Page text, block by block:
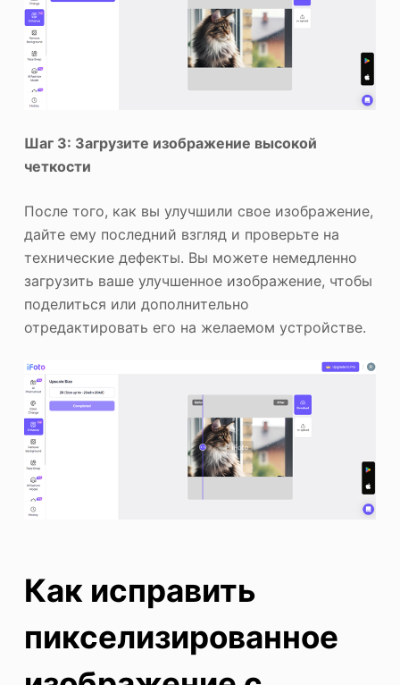
Шаг 3: Загрузите изображение высокой
четкости
После того, как вы улучшили свое изображение,
дайте ему последний взгляд и проверьте на
технические дефекты. Вы можете немедленно
загрузить ваше улучшенное изображение, чтобы
поделиться или дополнительно
отредактировать его на желаемом устройстве.
Как исправить
пикселизированное